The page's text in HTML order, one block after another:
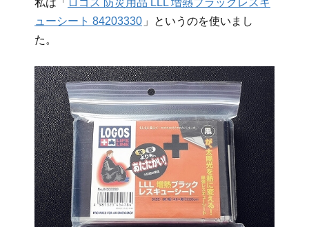
私は「 ロゴス 防災用品 LLL 増熱ブラックレスキ
ューシート 84203330 」というのを使いまし
た。